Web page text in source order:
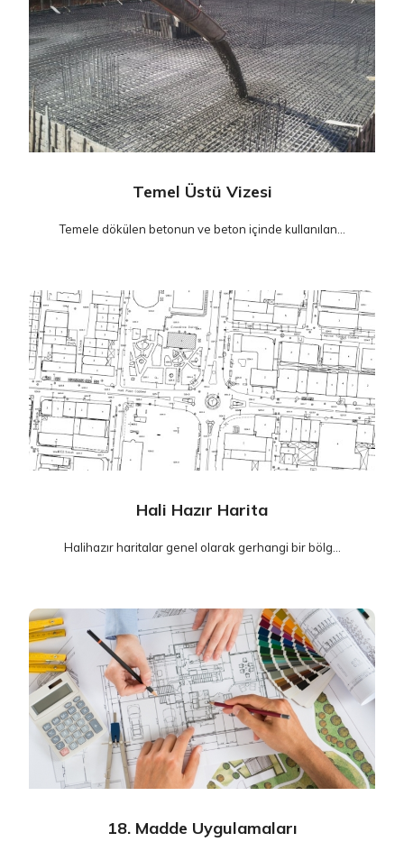
Temel Üstü Vizesi
Temele dökülen betonun ve beton içinde kullanılan...
Hali Hazır Harita
Halihazır haritalar genel olarak gerhangi bir bölg...
18. Madde Uygulamaları